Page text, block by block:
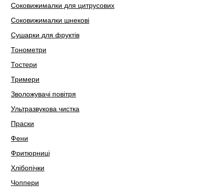
Соковижималки для цитрусових
Соковижималки шнекові
Сушарки для фруктів
Тонометри
Тостери
Тримери
Зволожувачі повітря
Ультразвукова чистка
Праски
Фени
Фритюрниці
Хлібопічки
Чоппери